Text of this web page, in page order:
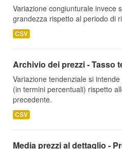
Variazione congiunturale invece
grandezza rispetto al periodo di
CSV
Archivio dei prezzi - Tasso
Variazione tendenziale si
(in termini percentuali) rispetto
precedente.
CSV
Media prezzi al dettaglio -